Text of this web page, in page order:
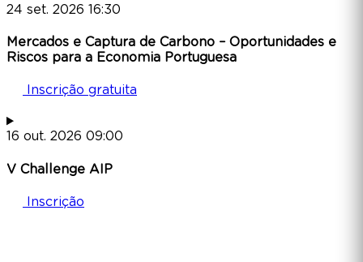
24 set. 2026 16:30
Mercados e Captura de Carbono – Oportunidades e
Riscos para a Economia Portuguesa
Inscrição gratuita
16 out. 2026 09:00
V Challenge AIP
Inscrição